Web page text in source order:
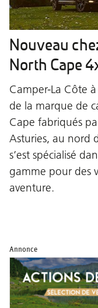
Nouveau
North Cape
Camper-La Côte
de la marque de
Cape fabriqués
Asturies, au nord
s’est spécialisé
gamme pour des
aventure.
Annonce